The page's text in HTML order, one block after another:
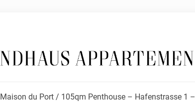
Maison du Port / 105qm Penthouse – Hafenstrasse 1 –